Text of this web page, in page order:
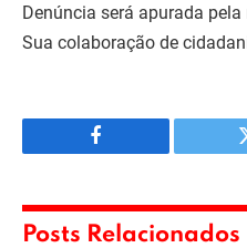
Denúncia será apurada
Sua colaboração de
Facebook
Posts Relacionados